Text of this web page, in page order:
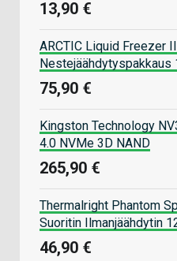
13,90 €
ARCTIC Liquid Freezer
Nestejäähdytyspakkaus
75,90 €
Kingston Technology
4.0 NVMe 3D NAND
265,90 €
Thermalright Phantom
Suoritin Ilmanjäähdytin
46,90 €